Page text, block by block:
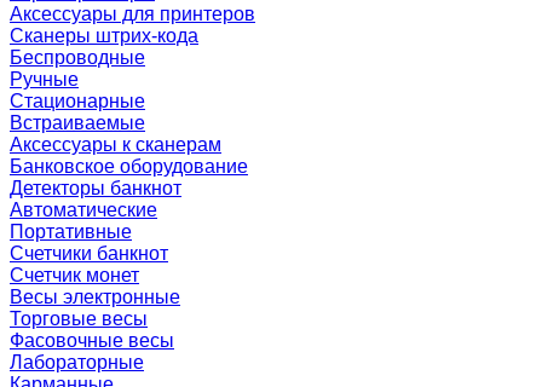
Аксессуары для принтеров
Сканеры штрих-кода
Беспроводные
Ручные
Стационарные
Встраиваемые
Аксессуары к сканерам
Банковское оборудование
Детекторы банкнот
Автоматические
Портативные
Счетчики банкнот
Счетчик монет
Весы электронные
Торговые весы
Фасовочные весы
Лабораторные